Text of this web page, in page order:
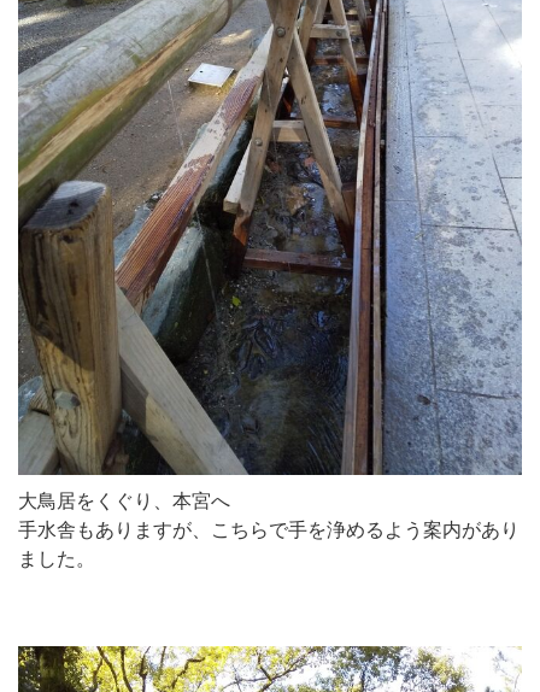
大鳥居をくぐり、本宮へ
手水舎もありますが、こちらで手を浄めるよう案内があり
ました。